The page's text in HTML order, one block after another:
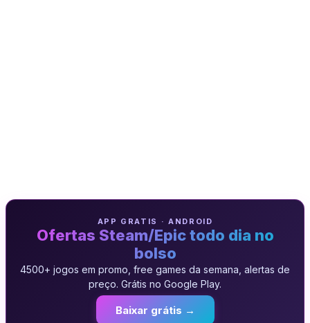
APP GRATIS · ANDROID
Ofertas Steam/Epic todo dia no
bolso
4500+ jogos em promo, free games da semana, alertas de
preço. Grátis no Google Play.
Baixar grátis →